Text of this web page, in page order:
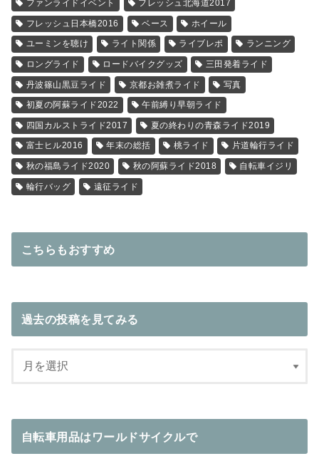
ファンライドイベント フレッシュ北海道2017
フレッシュ日本橋2016 ベース ホイール
ユーミンを聴け ライト関係 ライブレポ ランニング
ロングライド ロードバイクグッズ 三田発着ライド
丹波篠山黒豆ライド 京都お雑煮ライド 写真
初夏の阿蘇ライド2022 午前縛り早朝ライド
四国カルストライド2017 夏の終わりの青森ライド2019
富士ヒル2016 年末の総括 桃ライド 片道輪行ライド
秋の福島ライド2020 秋の阿蘇ライド2018 自転車イジリ
輪行バッグ 遠征ライド
こちらもおすすめ
過去の投稿を見てみる
自転車用品はワールドサイクルで